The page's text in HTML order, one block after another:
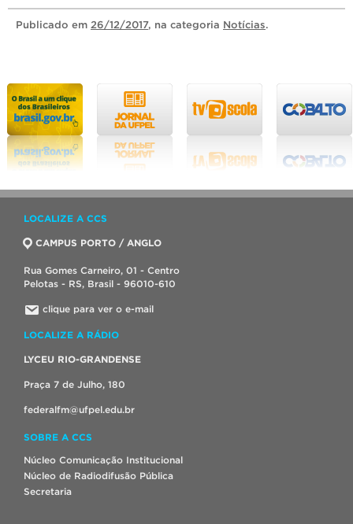
Publicado em 26/12/2017, na categoria Notícias.
LOCALIZE A CCS
CAMPUS PORTO / ANGLO
Rua Gomes Carneiro, 01 - Centro
Pelotas - RS, Brasil - 96010-610
clique para ver o e-mail
LOCALIZE A RÁDIO
LYCEU RIO-GRANDENSE
Praça 7 de Julho, 180
federalfm@ufpel.edu.br
SOBRE A CCS
Núcleo Comunicação Institucional
Núcleo de Radiodifusão Pública
Secretaria